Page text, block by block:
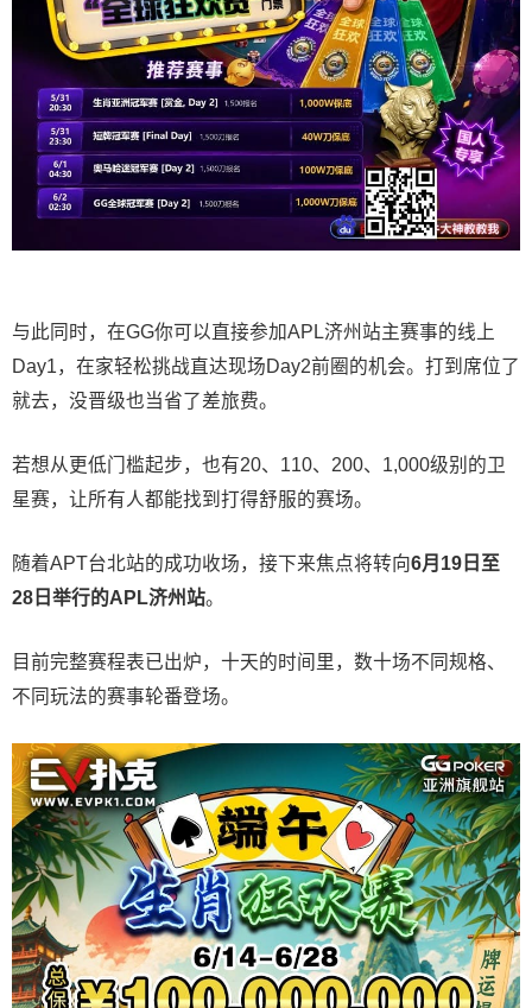
与此同时，在GG你可以直接参加APL济州站主赛事的线上
Day1，在家轻松挑战直达现场Day2前圈的机会。打到席位了
就去，没晋级也当省了差旅费。
若想从更低门槛起步，也有20、110、200、1,000级别的卫
星赛，让所有人都能找到打得舒服的赛场。
随着APT台北站的成功收场，接下来焦点将转向6月 19 日至
28 日举行的APL济州站。
目前完整赛程表已出炉，十天的时间里，数十场不同规格、
不同玩法的赛事轮番登场。